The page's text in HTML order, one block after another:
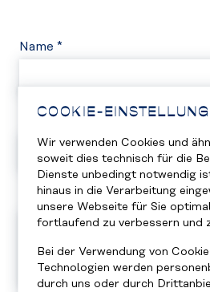
COOKIE-
Wir verwenden Cookies und
soweit dies technisch für die
Dienste unbedingt notwendig
hinaus in die Verarbeitung
unsere Webseite für Sie
fortlaufend zu verbessern und
Bei der Verwendung von
Technologien werden
durch uns oder durch
Name *
Nachricht